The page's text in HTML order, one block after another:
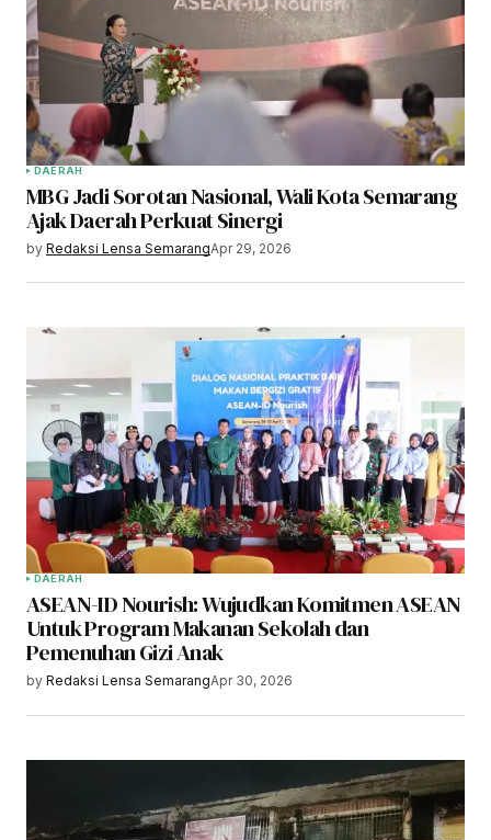
DAERAH
MBG Jadi Sorotan Nasional, Wali Kota Semarang
Ajak Daerah Perkuat Sinergi
by Redaksi Lensa SemarangApr 29, 2026
DAERAH
ASEAN-ID Nourish: Wujudkan Komitmen ASEAN
Untuk Program Makanan Sekolah dan
Pemenuhan Gizi Anak
by Redaksi Lensa SemarangApr 30, 2026